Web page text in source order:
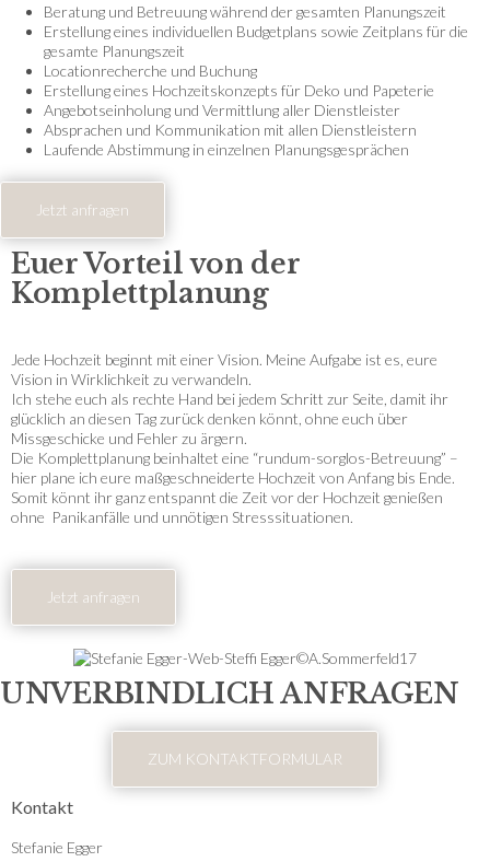
Beratung und Betreuung während der gesamten Planungszeit
Erstellung eines individuellen Budgetplans sowie Zeitplans für die
gesamte Planungszeit
Locationrecherche und Buchung
Erstellung eines Hochzeitskonzepts für Deko und Papeterie
Angebotseinholung und Vermittlung aller Dienstleister
Absprachen und Kommunikation mit allen Dienstleistern
Laufende Abstimmung in einzelnen Planungsgesprächen
Jetzt anfragen
Euer Vorteil von der
Komplettplanung
Jede Hochzeit beginnt mit einer Vision. Meine Aufgabe ist es, eure
Vision in Wirklichkeit zu verwandeln.
Ich stehe euch als rechte Hand bei jedem Schritt zur Seite, damit ihr
glücklich an diesen Tag zurück denken könnt, ohne euch über
Missgeschicke und Fehler zu ärgern.
Die Komplettplanung beinhaltet eine “rundum-sorglos-Betreuung” –
hier plane ich eure maßgeschneiderte Hochzeit von Anfang bis Ende.
Somit könnt ihr ganz entspannt die Zeit vor der Hochzeit genießen
ohne Panikanfälle und unnötigen Stresssituationen.
Jetzt anfragen
UNVERBINDLICH ANFRAGEN
ZUM KONTAKTFORMULAR
Kontakt
Stefanie Egger